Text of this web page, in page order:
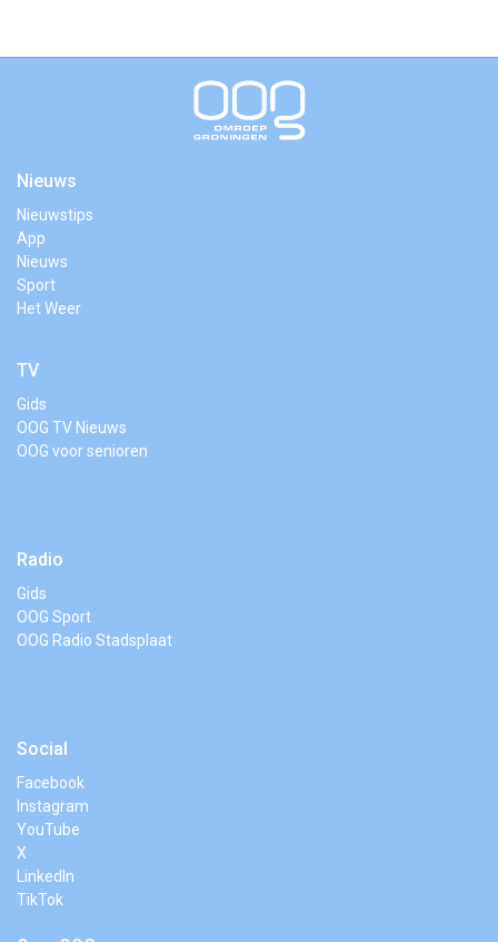
Nieuws
Nieuwstips
App
Nieuws
Sport
Het Weer
TV
Gids
OOG TV Nieuws
OOG voor senioren
Radio
Gids
OOG Sport
OOG Radio Stadsplaat
Social
Facebook
Instagram
YouTube
X
LinkedIn
TikTok